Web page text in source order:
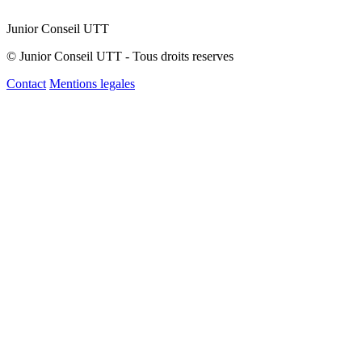
Junior Conseil UTT
© Junior Conseil UTT - Tous droits reserves
Contact Mentions legales